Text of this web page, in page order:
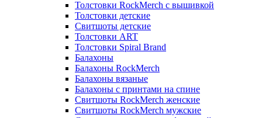
Толстовки RockMerch с вышивкой
Толстовки детские
Свитшоты детские
Толстовки ART
Толстовки Spiral Brand
Балахоны
Балахоны RockMerch
Балахоны вязаные
Балахоны с принтами на спине
Свитшоты RockMerch женские
Свитшоты RockMerch мужские